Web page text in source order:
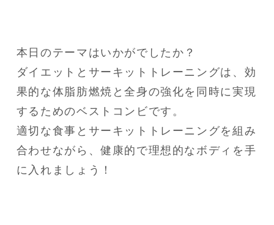
本日のテーマはいかがでしたか？
ダイエットとサーキットトレーニングは、効
果的な体脂肪燃焼と全身の強化を同時に実現
するためのベストコンビです。
適切な食事とサーキットトレーニングを組み
合わせながら、健康的で理想的なボディを手